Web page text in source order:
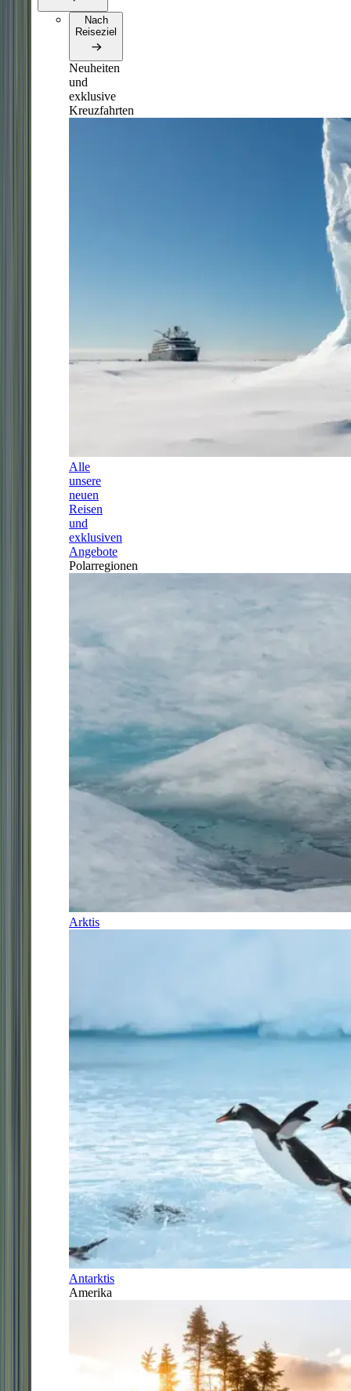
Nach
Reiseziel
Neuheiten
und
exklusive
Kreuzfahrten
Alle
unsere
neuen
Reisen
und
exklusiven
Angebote
Polarregionen
Arktis
Antarktis
Amerika